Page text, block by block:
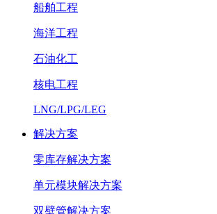
船舶工程
海洋工程
石油化工
核电工程
LNG/LPG/LEG
解决方案
零库存解决方案
单元模块解决方案
双壁管解决方案